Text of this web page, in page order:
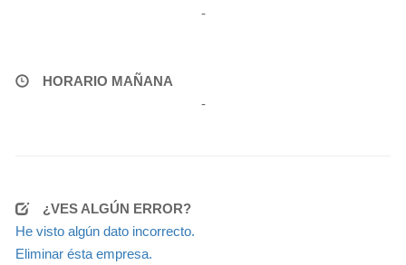
-
HORARIO MAÑANA
-
¿VES ALGÚN ERROR?
He visto algún dato incorrecto.
Eliminar ésta empresa.